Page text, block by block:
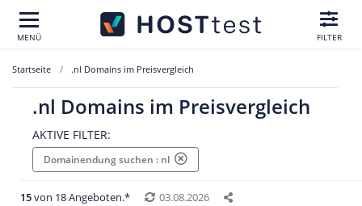
MENÜ FILTER
Startseite .nl Domains im Preisvergleich
.nl Domains im Preisvergleich
AKTIVE FILTER:
Domainendung suchen : nl
15von 18 Angeboten.* 03.08.2026